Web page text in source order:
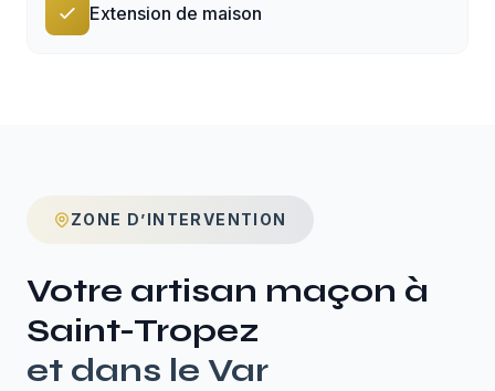
Extension de maison
ZONE D’INTERVENTION
Votre artisan maçon à
Saint-Tropez
et dans le Var